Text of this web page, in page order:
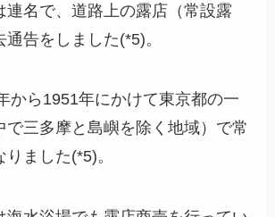
連名で、道路上の露店（常設露
告をしました(*5)。
から1951年にかけて東京都の一
で三多摩と島嶼を除く地域）で常
ました(*5)。